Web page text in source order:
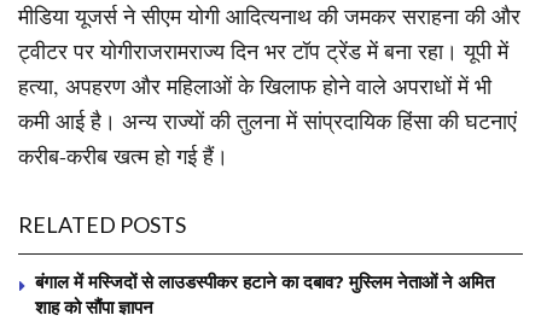
मीडिया यूजर्स ने सीएम योगी आदित्‍यनाथ की जमकर सराहना की और
ट्वीटर पर योगीराजरामराज्य दिन भर टॉप ट्रेंड में बना रहा। यूपी में
हत्या, अपहरण और महिलाओं के खिलाफ होने वाले अपराधों में भी
कमी आई है। अन्य राज्यों की तुलना में सांप्रदायिक हिंसा की घटनाएं
करीब-करीब खत्म हो गई हैं।
RELATED POSTS
बंगाल में मस्जिदों से लाउडस्पीकर हटाने का दबाव? मुस्लिम नेताओं ने अमित
शाह को सौंपा ज्ञापन